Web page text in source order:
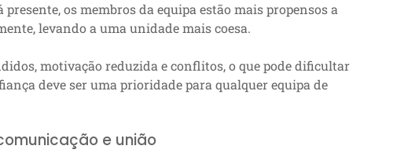
os membros da equipa estão mais propensos a
levando a uma unidade mais coesa.
motivação reduzida e conflitos, o que pode dificultar
deve ser uma prioridade para qualquer equipa de
e união